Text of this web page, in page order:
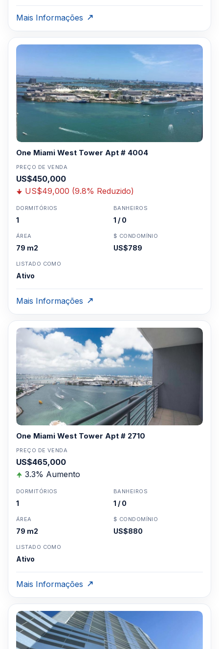
Mais Informações
One Miami West Tower Apt # 4004
PREÇO DE VENDA
US$450,000
US$49,000 (9.8% Reduzido)
DORMITÓRIOS
1
BANHEIROS
1 / 0
ÁREA
79 m2
$ CONDOMÍNIO
US$789
LISTADO COMO
Ativo
Mais Informações
One Miami West Tower Apt # 2710
PREÇO DE VENDA
US$465,000
3.3% Aumento
DORMITÓRIOS
1
BANHEIROS
1 / 0
ÁREA
79 m2
$ CONDOMÍNIO
US$880
LISTADO COMO
Ativo
Mais Informações